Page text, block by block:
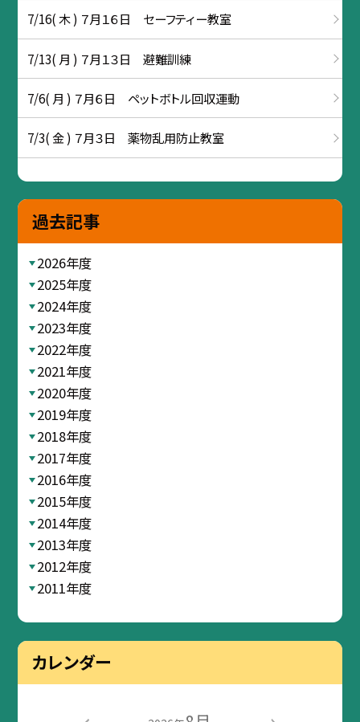
7/16( 木 ) ７月１６日 セーフティー教室
7/13( 月 ) ７月１３日 避難訓練
7/6( 月 ) ７月６日 ペットボトル回収運動
7/3( 金 ) ７月３日 薬物乱用防止教室
過去記事
2026年度
2025年度
2024年度
2023年度
2022年度
2021年度
2020年度
2019年度
2018年度
2017年度
2016年度
2015年度
2014年度
2013年度
2012年度
2011年度
カレンダー